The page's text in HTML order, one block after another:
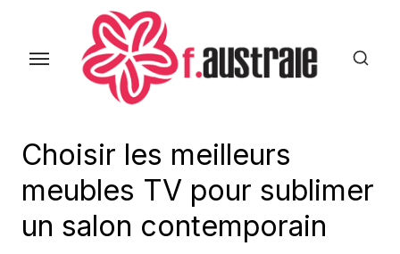
Choisir les meilleurs
meubles TV pour sublimer
un salon contemporain